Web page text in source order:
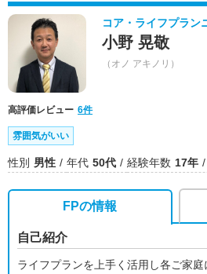
コア・ライフプラン
小野 晃敬
（オノ アキノリ）
高評価レビュー 6件
雰囲気がいい
性別 男性 年代 50代 経験年数 17年
FPの情報
自己紹介
ライフプランを上手く活用し各ご家